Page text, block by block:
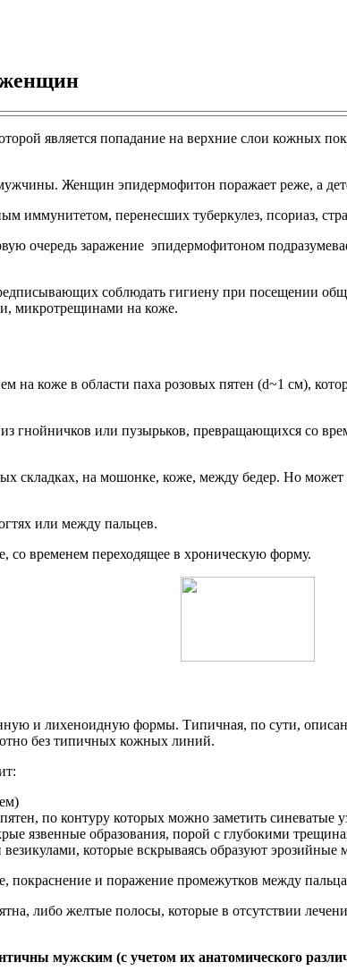
женщин
является попадание на верхние слои кожных
Женщин эпидермофитон поражает реже, а
иммунитетом, перенесших туберкулез, псориаз,
очередь заражение эпидермофитоном
соблюдать гигиену при посещении
микротрещинами на коже.
на коже в области паха розовых пятен (d~1 см),
гнойничков или пузырьков, превращающихся со
складках, на мошонке, коже, между бедер. Но
или между пальцев.
со временем переходящее в хроническую форму.
и лихеноидную формы. Типичная, по сути,
без типичных кожных линий.
по контуру которых можно заметить синеватые
язвенные образования, порой с глубокими
которые вскрываясь образуют
покраснение и поражение промежутков между
либо желтые полосы, которые в отсутствии
мужским (с учетом их анатомического